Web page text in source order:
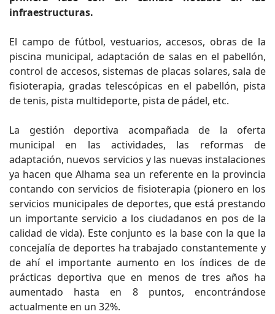
infraestructuras.
El campo de fútbol, vestuarios, accesos, obras de la
piscina municipal, adaptación de salas en el pabellón,
control de accesos, sistemas de placas solares, sala de
fisioterapia, gradas telescópicas en el pabellón, pista
de tenis, pista multideporte, pista de pádel, etc.
La gestión deportiva acompañada de la oferta
municipal en las actividades, las reformas de
adaptación, nuevos servicios y las nuevas instalaciones
ya hacen que Alhama sea un referente en la provincia
contando con servicios de fisioterapia (pionero en los
servicios municipales de deportes, que está prestando
un importante servicio a los ciudadanos en pos de la
calidad de vida). Este conjunto es la base con la que la
concejalía de deportes ha trabajado constantemente y
de ahí el importante aumento en los índices de de
prácticas deportiva que en menos de tres años ha
aumentado hasta en 8 puntos, encontrándose
actualmente en un 32%.